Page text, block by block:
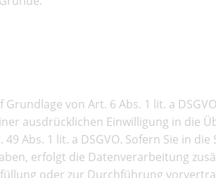
von Art. 6 Abs. 1 lit. a
ausdrücklichen Einwilligung in die
Abs. 1 lit. a DSGVO. Sofern Sie in die
erfolgt die Datenverarbeitung
oder zur Durchführung